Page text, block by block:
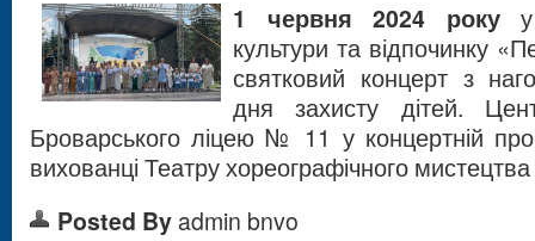
1 червня 2024 року
культури та відпочинку
святковий концерт з
дня захисту дітей.
Броварського ліцею № 11 у концертній
вихованці Театру хореографічного
Posted By admin bnvo